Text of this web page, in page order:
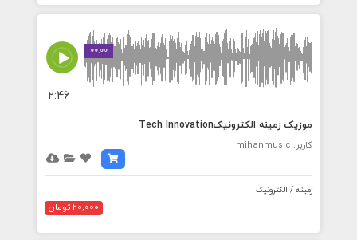
00:00
2:46
موزیک زمینه الکترونیکTech Innovation
کاربر: mihanmusic
زمینه / الکترونیک
20,000 تومان